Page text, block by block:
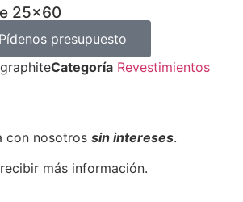
25×60
Pídenos presupuesto
Categoría Revestimientos
con nosotros sin intereses.
más información.